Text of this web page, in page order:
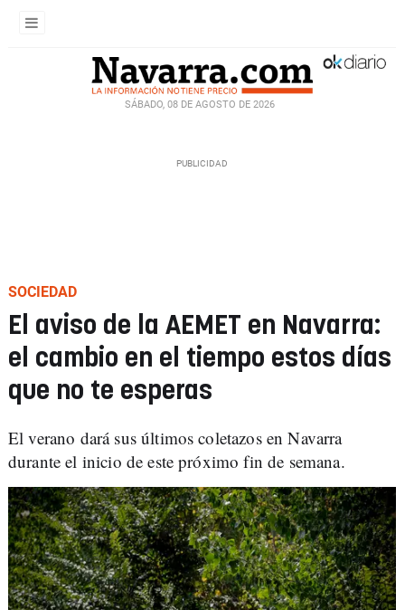
SÁBADO, 08 DE AGOSTO DE 2026
SOCIEDAD
El aviso de la AEMET en Navarra:
el cambio en el tiempo estos días
que no te esperas
El verano dará sus últimos coletazos en Navarra
durante el inicio de este próximo fin de semana.